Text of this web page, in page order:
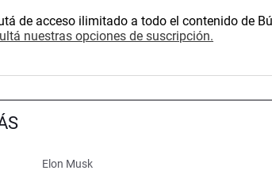
de acceso ilimitado a todo el contenido de
nuestras opciones de suscripción.
Elon Musk